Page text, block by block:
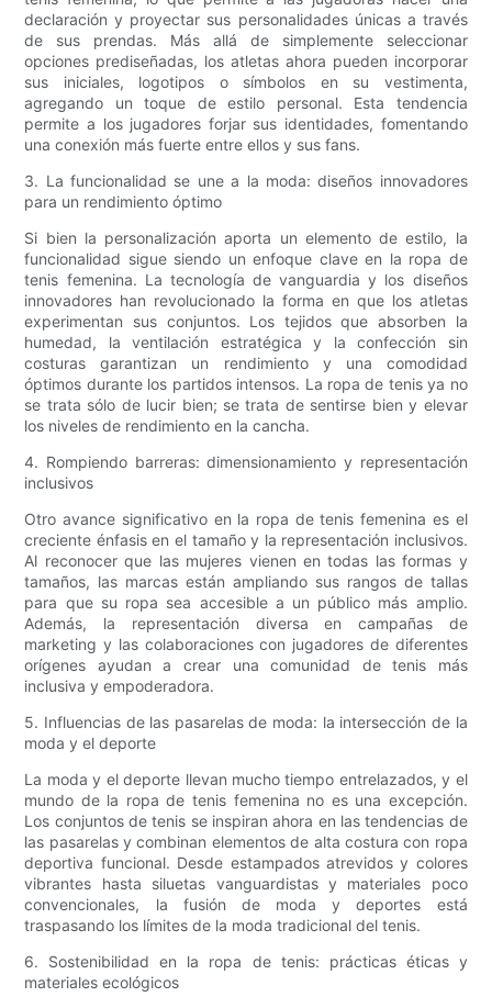
declaración y proyectar sus personalidades únicas a través
de sus prendas. Más allá de simplemente seleccionar
opciones prediseñadas, los atletas ahora pueden incorporar
sus iniciales, logotipos o símbolos en su vestimenta,
agregando un toque de estilo personal. Esta tendencia
permite a los jugadores forjar sus identidades, fomentando
una conexión más fuerte entre ellos y sus fans.
3. La funcionalidad se une a la moda: diseños innovadores
para un rendimiento óptimo
Si bien la personalización aporta un elemento de estilo, la
funcionalidad sigue siendo un enfoque clave en la ropa de
tenis femenina. La tecnología de vanguardia y los diseños
innovadores han revolucionado la forma en que los atletas
experimentan sus conjuntos. Los tejidos que absorben la
humedad, la ventilación estratégica y la confección sin
costuras garantizan un rendimiento y una comodidad
óptimos durante los partidos intensos. La ropa de tenis ya no
se trata sólo de lucir bien; se trata de sentirse bien y elevar
los niveles de rendimiento en la cancha.
4. Rompiendo barreras: dimensionamiento y representación
inclusivos
Otro avance significativo en la ropa de tenis femenina es el
creciente énfasis en el tamaño y la representación inclusivos.
Al reconocer que las mujeres vienen en todas las formas y
tamaños, las marcas están ampliando sus rangos de tallas
para que su ropa sea accesible a un público más amplio.
Además, la representación diversa en campañas de
marketing y las colaboraciones con jugadores de diferentes
orígenes ayudan a crear una comunidad de tenis más
inclusiva y empoderadora.
5. Influencias de las pasarelas de moda: la intersección de la
moda y el deporte
La moda y el deporte llevan mucho tiempo entrelazados, y el
mundo de la ropa de tenis femenina no es una excepción.
Los conjuntos de tenis se inspiran ahora en las tendencias de
las pasarelas y combinan elementos de alta costura con ropa
deportiva funcional. Desde estampados atrevidos y colores
vibrantes hasta siluetas vanguardistas y materiales poco
convencionales, la fusión de moda y deportes está
traspasando los límites de la moda tradicional del tenis.
6. Sostenibilidad en la ropa de tenis: prácticas éticas y
materiales ecológicos